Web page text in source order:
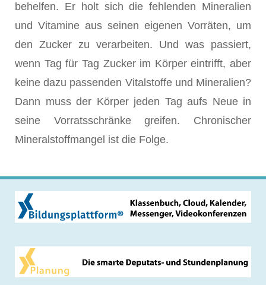
behelfen. Er holt sich die fehlenden Mineralien
und Vitamine aus seinen eigenen Vorräten, um
den Zucker zu verarbeiten. Und was passiert,
wenn Tag für Tag Zucker im Körper eintrifft, aber
keine dazu passenden Vitalstoffe und Mineralien?
Dann muss der Körper jeden Tag aufs Neue in
seine Vorratsschränke greifen. Chronischer
Mineralstoffmangel ist die Folge.